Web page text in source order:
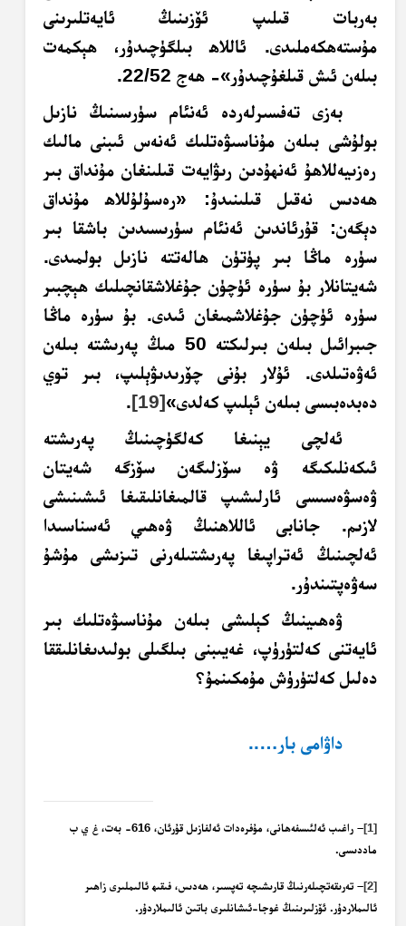
بەربات قىلىپ ئۆزىنىڭ ئايەتلىرىنى
مۇستەھكەملىدى. ئاللاھ بىلگۈچىدۇر، ھېكمەت
بىلەن ئىش قىلغۇچىدۇر»- ھەج 22/52.
بەزى تەفسىرلەردە ئەنئام سۈرسىنىڭ نازىل
بولۇشى بىلەن مۇناسىۋەتلىك ئەنەس ئىبنى مالىك
رەزىيەللاھۇ ئەنھۇدىن رىۋايەت قىلىنغان مۇنداق بىر
ھەدىس نەقىل قىلىنىدۇ: «رەسۇلۇللاھ مۇنداق
دېگەن: قۇرئاندىن ئەنئام سۈرىسىدىن باشقا بىر
سۈرە ماڭا بىر پۈتۈن ھالەتتە نازىل بولمىدى.
شەيتانلار بۇ سۈرە ئۈچۈن جۇغلاشقانچىلىك ھېچبىر
سۈرە ئۈچۈن جۇغلاشمىغان ئىدى. بۇ سۈرە ماڭا
جىبرائىل بىلەن بىرلىكتە 50 مىڭ پەرىشتە بىلەن
ئەۋەتىلدى. ئۇلار بۇنى چۆرىدىۋېلىپ، بىر توي
دەبدەبىسى بىلەن ئېلىپ كەلدى»[19]
.
ئەلچى يېنىغا كەلگۈچىنىڭ پەرىشتە
ئىكەنلىكىگە ۋە سۆزلىگەن سۆزگە شەيتان
ۋەسۋەسىسى ئارلىشىپ قالمىغانلىقىغا ئىشىنىشى
لازىم. جانابى ئاللاھنىڭ ۋەھىي ئەسناسىدا
ئەلچىنىڭ ئەتراپىغا پەرىشتىلەرنى تىزىشى مۇشۇ
سەۋەپتىندۇر.
ۋەھىينىڭ كېلىشى بىلەن مۇناسىۋەتلىك بىر
ئايەتنى كەلتۈرۈپ، غەيىبنى بىلگىلى بولىدىغانلىققا
دەلىل كەلتۈرۈش مۇمكىنمۇ؟
داۋامى بار…..
[1]– راغىب ئەلئىسفەھانى، مۇفرەدات ئەلفازىل قۇرئان، 616- بەت،
غ ي ب
ماددىسى.
[2]– تەرىقەتچىلەرنىڭ قارىشىچە تەپسىر، ھەدىس، فىقىھ ئالىملىرى زاھىر
ئالىملاردۇر. ئۆزلىرىنىڭ غوجا-ئىشانلىرى باتىن ئالىملاردۇر.